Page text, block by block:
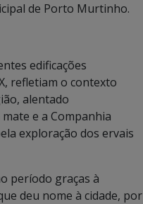
de Porto Murtinho.
edificações
refletiam o contexto
alentado
e a Companhia
exploração dos ervais
período graças à
deu nome à cidade, por